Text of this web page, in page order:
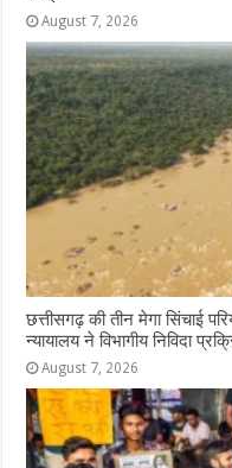
August 7, 2026
छत्तीसगढ़ की तीन मेगा सिंचाई
न्यायालय ने विभागीय निविदा
August 7, 2026